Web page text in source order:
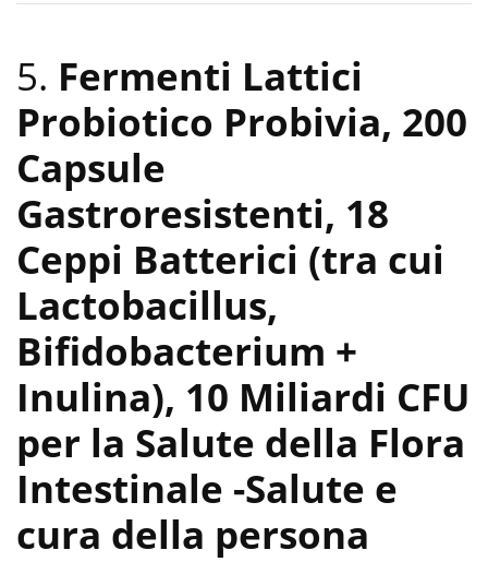
5. Fermenti Lattici
Probiotico Probivia, 200
Capsule
Gastroresistenti, 18
Ceppi Batterici (tra cui
Lactobacillus,
Bifidobacterium +
Inulina), 10 Miliardi CFU
per la Salute della Flora
Intestinale -Salute e
cura della persona